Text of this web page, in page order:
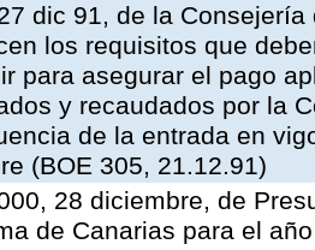
dic 91, de la
los requisitos que
para asegurar el pago
y recaudados por la
de la entrada en
(BOE 305, 21.12.91)
28 diciembre, de
de Canarias para el